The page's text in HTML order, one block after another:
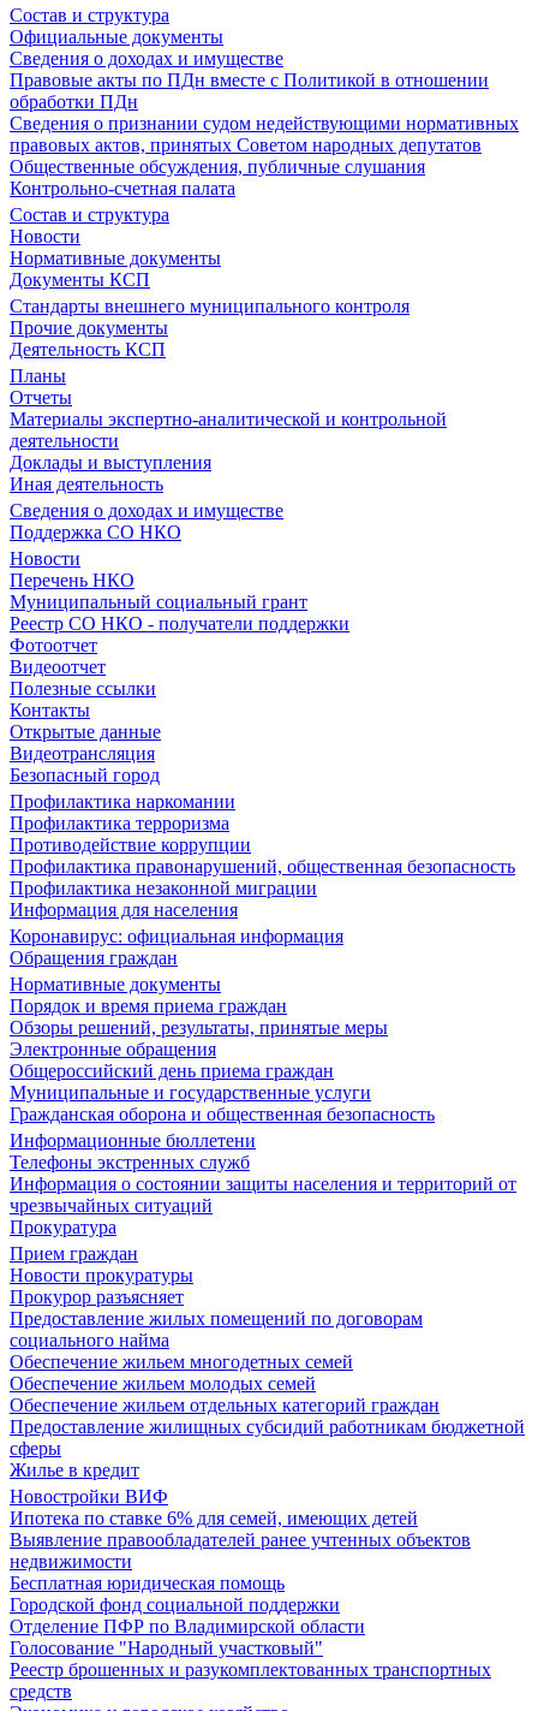
Состав и структура
Официальные документы
Сведения о доходах и имуществе
Правовые акты по ПДн вместе с Политикой в отношении
обработки ПДн
Сведения о признании судом недействующими нормативных
правовых актов, принятых Советом народных депутатов
Общественные обсуждения, публичные слушания
Контрольно-счетная палата
Состав и структура
Новости
Нормативные документы
Документы КСП
Стандарты внешнего муниципального контроля
Прочие документы
Деятельность КСП
Планы
Отчеты
Материалы экспертно-аналитической и контрольной
деятельности
Доклады и выступления
Иная деятельность
Сведения о доходах и имуществе
Поддержка СО НКО
Новости
Перечень НКО
Муниципальный социальный грант
Реестр СО НКО - получатели поддержки
Фотоотчет
Видеоотчет
Полезные ссылки
Контакты
Открытые данные
Видеотрансляция
Безопасный город
Профилактика наркомании
Профилактика терроризма
Противодействие коррупции
Профилактика правонарушений, общественная безопасность
Профилактика незаконной миграции
Информация для населения
Коронавирус: официальная информация
Обращения граждан
Нормативные документы
Порядок и время приема граждан
Обзоры решений, результаты, принятые меры
Электронные обращения
Общероссийский день приема граждан
Муниципальные и государственные услуги
Гражданская оборона и общественная безопасность
Информационные бюллетени
Телефоны экстренных служб
Информация о состоянии защиты населения и территорий от
чрезвычайных ситуаций
Прокуратура
Прием граждан
Новости прокуратуры
Прокурор разъясняет
Предоставление жилых помещений по договорам
социального найма
Обеспечение жильем многодетных семей
Обеспечение жильем молодых семей
Обеспечение жильем отдельных категорий граждан
Предоставление жилищных субсидий работникам бюджетной
сферы
Жилье в кредит
Новостройки ВИФ
Ипотека по ставке 6% для семей, имеющих детей
Выявление правообладателей ранее учтенных объектов
недвижимости
Бесплатная юридическая помощь
Городской фонд социальной поддержки
Отделение ПФР по Владимирской области
Голосование "Народный участковый"
Реестр брошенных и разукомплектованных транспортных
средств